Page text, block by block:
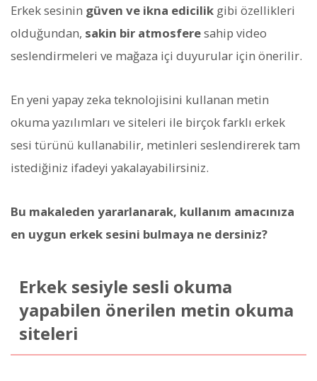
Erkek sesinin güven ve ikna edicilik gibi özellikleri
olduğundan, sakin bir atmosferesahip video
seslendirmeleri ve mağaza içi duyurular için önerilir.
En yeni yapay zeka teknolojisini kullanan metin
okuma yazılımları ve siteleri ile birçok farklı erkek
sesi türünü kullanabilir, metinleri seslendirerek tam
istediğiniz ifadeyi yakalayabilirsiniz.
Bu makaleden yararlanarak, kullanım amacınıza
en uygun erkek sesini bulmaya ne dersiniz?
Erkek sesiyle sesli okuma
yapabilen önerilen metin okuma
siteleri